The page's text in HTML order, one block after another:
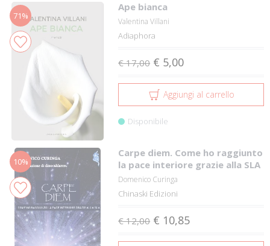
71%
Ape bianca
Valentina Villani
Adiaphora
€ 17,00 € 5,00
Aggiungi al carrello
Disponibile
10%
Carpe diem. Come ho raggiunto
la pace interiore grazie alla SLA
Domenico Curinga
Chinaski Edizioni
€ 12,00 € 10,85